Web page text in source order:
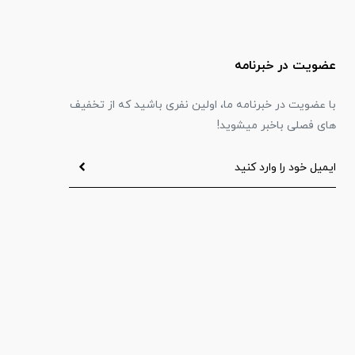
عضویت در خبرنامه
با عضویت در خبرنامه ما، اولین نفری باشید که از تخفیف
های فصلی باخبر میشوید!